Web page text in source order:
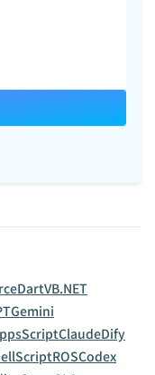
DartVB.NET
Gemini
ClaudeDify
ROSCodex